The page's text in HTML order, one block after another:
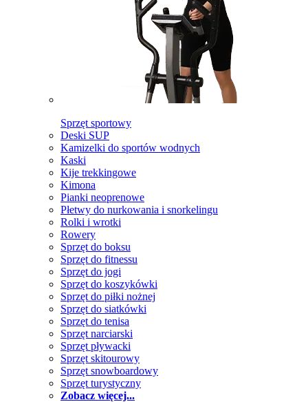
Sprzęt sportowy
Deski SUP
Kamizelki do sportów wodnych
Kaski
Kije trekkingowe
Kimona
Pianki neoprenowe
Płetwy do nurkowania i snorkelingu
Rolki i wrotki
Rowery
Sprzęt do boksu
Sprzęt do fitnessu
Sprzęt do jogi
Sprzęt do koszykówki
Sprzęt do piłki nożnej
Sprzęt do siatkówki
Sprzęt do tenisa
Sprzęt narciarski
Sprzęt pływacki
Sprzęt skitourowy
Sprzęt snowboardowy
Sprzęt turystyczny
Zobacz więcej...